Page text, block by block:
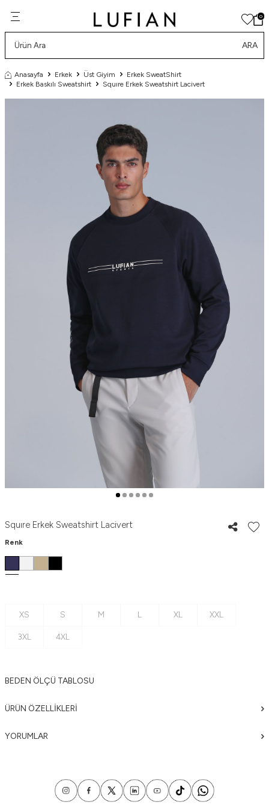
0
ARA
Anasayfa Erkek Üst Giyim
Erkek SweatShirt
Erkek Baskılı Sweatshirt
Squıre Erkek Sweatshirt Lacivert
Squıre Erkek Sweatshirt Lacivert
Renk
XS S M L XL XXL
3XL 4XL
BEDEN ÖLÇÜ TABLOSU
ÜRÜN ÖZELLIKLERI
YORUMLAR